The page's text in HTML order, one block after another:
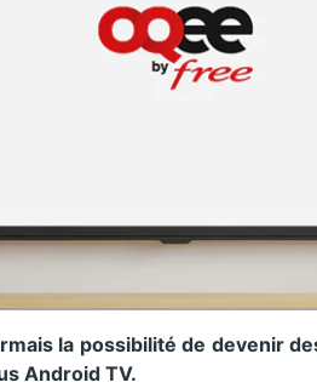
la possibilité de devenir
Android TV.